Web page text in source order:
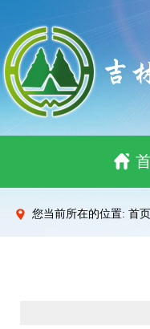
您当前所在的位置: 首